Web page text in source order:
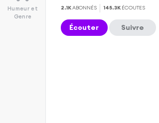
Humeur et
Genre
2.1KABONNÉS 145.3K ÉCOUTES
Écouter Suivre